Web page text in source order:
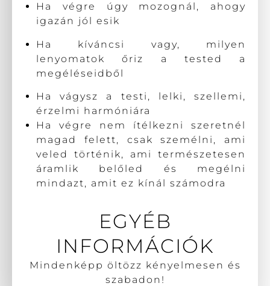
Ha végre úgy mozognál, ahogy
igazán jól esik
Ha kíváncsi vagy, milyen
lenyomatok őriz a tested a
megéléseidből
Ha vágysz a testi, lelki, szellemi,
érzelmi harmóniára
Ha végre nem ítélkezni szeretnél
magad felett, csak személni, ami
veled történik, ami természetesen
áramlik belőled és megélni
mindazt, amit ez kínál számodra
EGYÉB
INFORMÁCIÓK
Mindenképp öltözz kényelmesen és
szabadon!